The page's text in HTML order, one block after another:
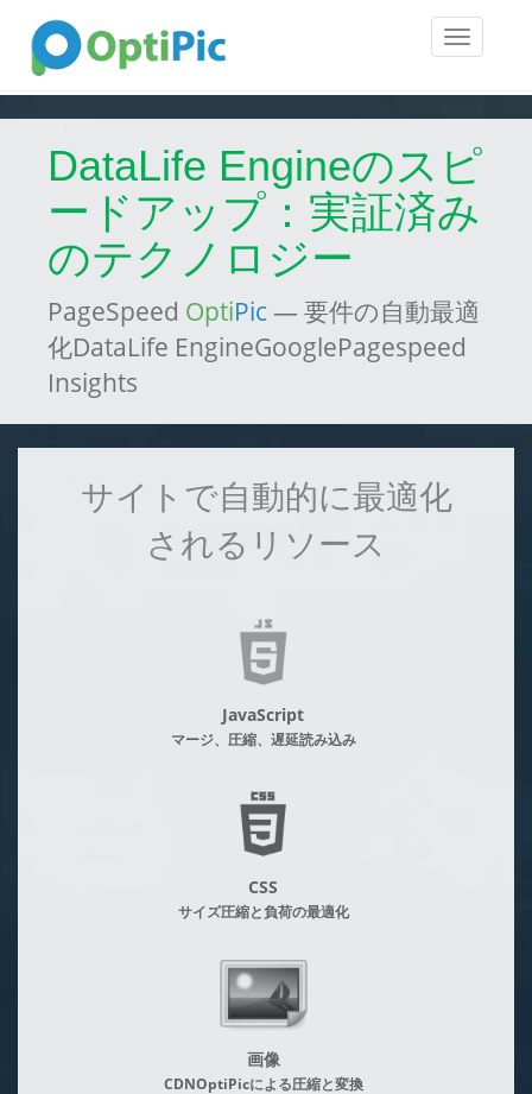
Toggle
DataLife Engineのスピ
ードアップ：実証済み
のテクノロジー
PageSpeed OptiPic — 要件の自動最適
化DataLife EngineGooglePagespeed
Insights
サイトで自動的に最適化
されるリソース
JavaScript
マージ、圧縮、遅延読み込み
CSS
サイズ圧縮と負荷の最適化
画像
CDNOptiPicによる圧縮と変換